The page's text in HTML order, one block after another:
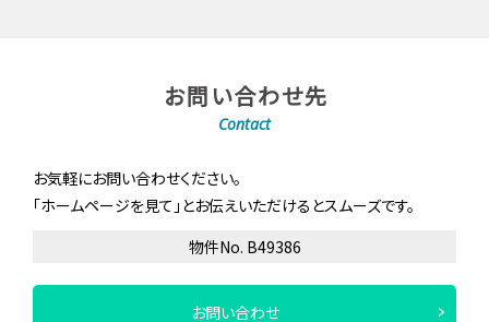
お問い合わせ先
Contact
お気軽にお問い合わせください。
「ホームページを見て」とお伝えいただけるとスムーズです。
物件No. B49386
お問い合わせ